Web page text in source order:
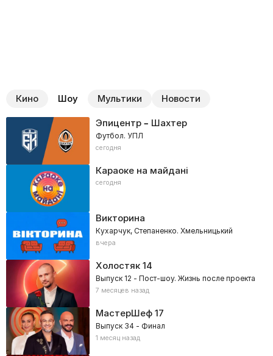
Кино Шоу Мультики Новости
Эпицентр – Шахтер
Футбол. УПЛ
сегодня
Караоке на майдані
сегодня
Викторина
Кухарчук, Степаненко. Хмельницький
вчера
Холостяк14
Выпуск 12 - Пост-шоу. Жизнь после проекта
7 месяцев назад
МастерШеф17
Выпуск 34 - Финал
1 месяц назад